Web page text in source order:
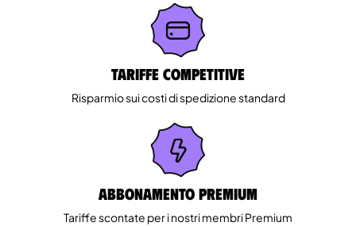
Tariffe competitive
Risparmio sui costi di spedizione standard
Abbonamento Premium
Tariffe scontate per i nostri membri Premium